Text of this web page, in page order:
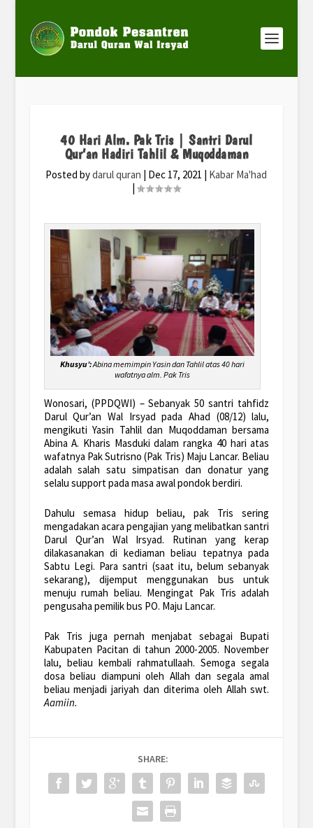
40 Hari Alm. Pak Tris | Santri Darul
Qur’an Hadiri Tahlil & Muqoddaman
Posted bydarul quran | Dec 17, 2021 | Kabar Ma'had
|
Khusyu’:Abina memimpin Yasin dan Tahlil atas 40 hari
wafatnya alm. Pak Tris
Wonosari, (PPDQWI) – Sebanyak 50 santri tahfidz
Darul Qur’an Wal Irsyad pada Ahad (08/12) lalu,
mengikuti Yasin Tahlil dan Muqoddaman bersama
Abina A. Kharis Masduki dalam rangka 40 hari atas
wafatnya Pak Sutrisno (Pak Tris) Maju Lancar. Beliau
adalah salah satu simpatisan dan donatur yang
selalu support pada masa awal pondok berdiri.
Dahulu semasa hidup beliau, pak Tris sering
mengadakan acara pengajian yang melibatkan santri
Darul Qur’an Wal Irsyad. Rutinan yang kerap
dilakasanakan di kediaman beliau tepatnya pada
Sabtu Legi. Para santri (saat itu, belum sebanyak
sekarang), dijemput menggunakan bus untuk
menuju rumah beliau. Mengingat Pak Tris adalah
pengusaha pemilik bus PO. Maju Lancar.
Pak Tris juga pernah menjabat sebagai Bupati
Kabupaten Pacitan di tahun 2000-2005. November
lalu, beliau kembalirahmatullaah. Semoga segala
dosa beliau diampuni oleh Allah dan segala amal
beliau menjadi jariyah dan diterima oleh Allah swt.
Aamiin.
SHARE: